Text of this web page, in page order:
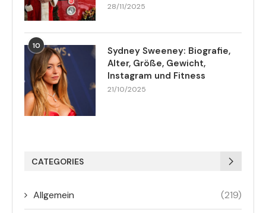
28/11/2025
10
Sydney Sweeney: Biografie,
Alter, Größe, Gewicht,
Instagram und Fitness
21/10/2025
CATEGORIES
Allgemein (219)